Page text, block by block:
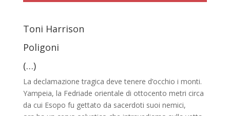
Toni Harrison
Poligoni
(…)
La declamazione tragica deve tenere d’occhio i monti.
Yampeia, la Fedriade orientale di ottocento metri circa
da cui Esopo fu gettato da sacerdoti suoi nemici,